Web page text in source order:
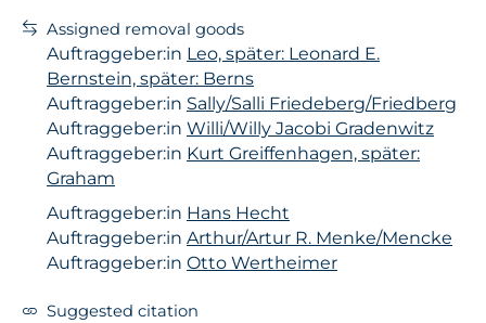
Assigned removal goods
Auftraggeber:in Leo, später: Leonard E.
Bernstein, später: Berns
Auftraggeber:in Sally/Salli Friedeberg/Friedberg
Auftraggeber:in Willi/Willy Jacobi Gradenwitz
Auftraggeber:in Kurt Greiffenhagen, später:
Graham
Auftraggeber:in Hans Hecht
Auftraggeber:in Arthur/Artur R. Menke/Mencke
Auftraggeber:in Otto Wertheimer
Suggested citation